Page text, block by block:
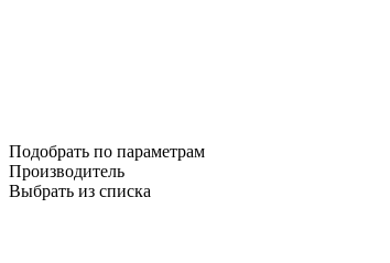
Подобрать по параметрам
Производитель
Выбрать из списка